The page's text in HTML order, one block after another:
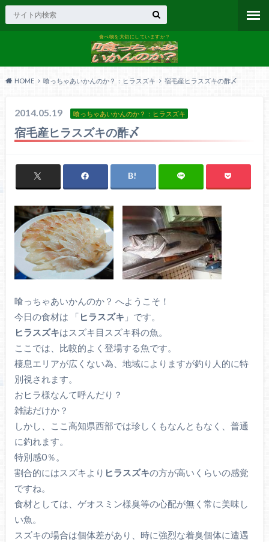
食べ物を大切にしていますか？
HOME 喰っちゃあいかんのか？：ヒラスズキ 宿毛産ヒラスズキの酢〆
2014.05.19 喰っちゃあいかんのか？：ヒラスズキ
宿毛産ヒラスズキの酢〆
喰っちゃあいかんのか？ へようこそ！
今日の食材は 「 ヒラスズキ 」です。
ヒラスズキはスズキ目スズキ科の魚。
ここでは、比較的よく登場する魚です。
棲息エリアが広くない為、地域によりますが釣り人的に特
別視されます。
おヒラ様なんて呼んだり？
雑誌だけか？
しかし、ここ高知県西部では珍しくもなんともなく、普通
に釣れます。
特別感0％。
割合的にはスズキより ヒラスズキの方が高いくらいの感覚
ですね。
食材としては、ゲオスミン様臭等の心配が無く常に美味し
い魚。
スズキの場合は個体差があり、時に強烈な着臭個体に遭遇